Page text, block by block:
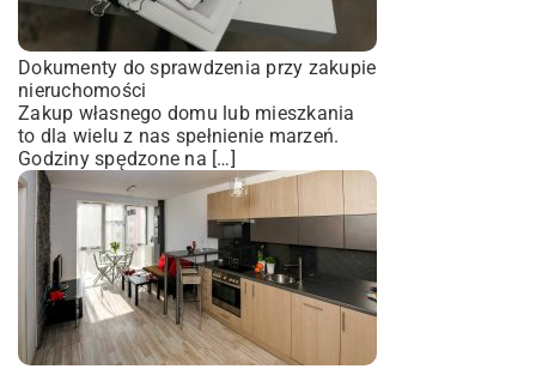
Dokumenty do sprawdzenia przy zakupie
nieruchomości
Zakup własnego domu lub mieszkania
to dla wielu z nas spełnienie marzeń.
Godziny spędzone na […]